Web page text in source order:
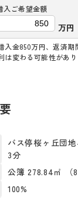
入ご希望金額
万円
金850万円、返済期
変わる可能性があり
バス停桜ヶ丘団
3分
公簿 278.84㎡ （
100%